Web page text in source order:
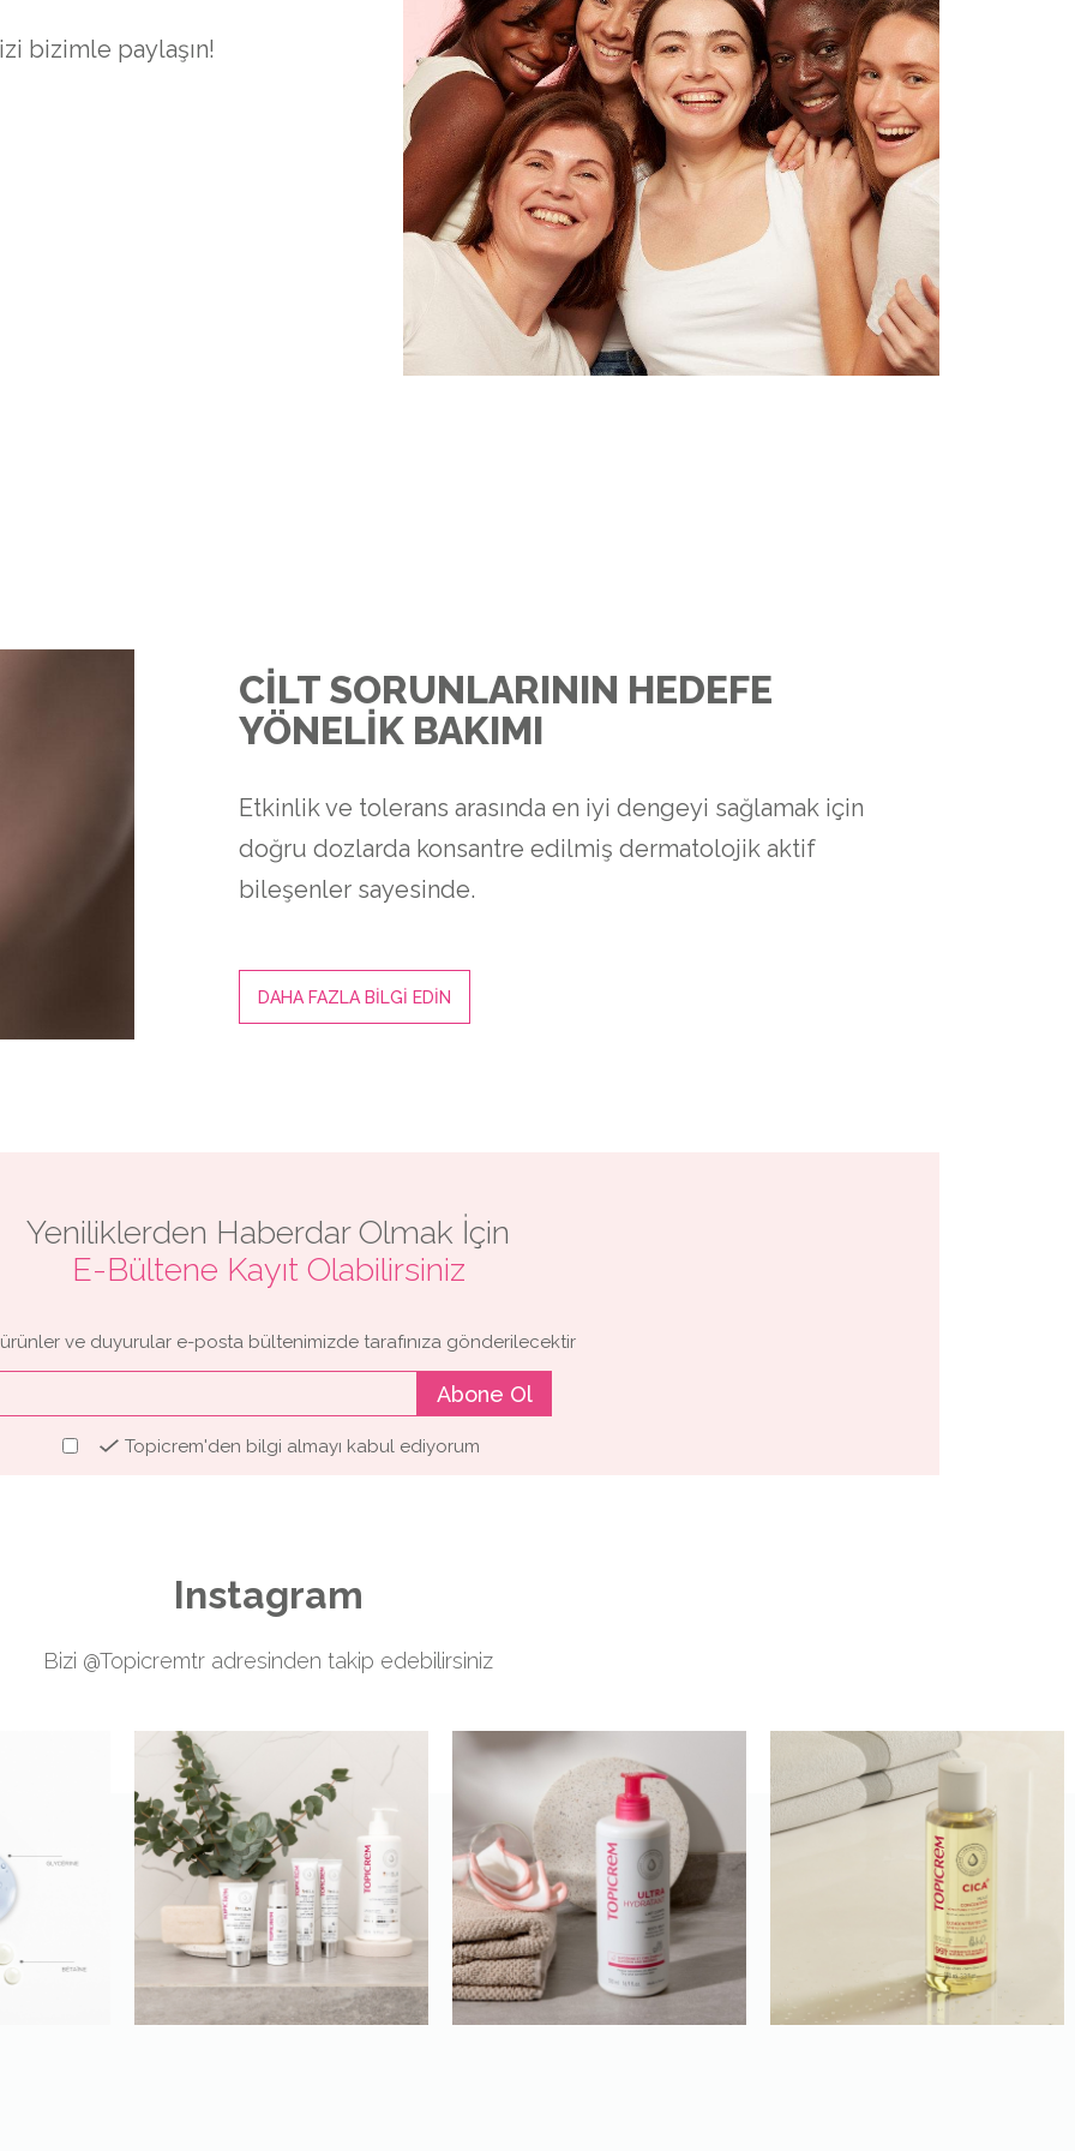
bizimle paylaşın!
CİLT SORUNLARININ HEDEFE
YÖNELİK BAKIMI
Etkinlik ve tolerans arasında en iyi dengeyi sağlamak için
doğru dozlarda konsantre edilmiş dermatolojik aktif
bileşenler sayesinde.
DAHA FAZLA BİLGİ EDİN
Yeniliklerden Haberdar Olmak İçin
E-Bültene Kayıt Olabilirsiniz
ve duyurular e-posta bültenimizde tarafınıza gönderilecektir
Abone Ol
Topicrem'den bilgi almayı kabul ediyorum
Instagram
Bizi @Topicremtr adresinden takip edebilirsiniz